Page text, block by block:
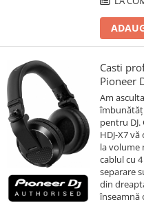
Casti
Pioneer
Am
pentru
HDJ-X7
la volume
cablul cu
separare
din
înseamnă